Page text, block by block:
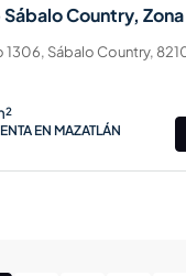
Country,
1306, Sábalo Country,
EN MAZATLÁN